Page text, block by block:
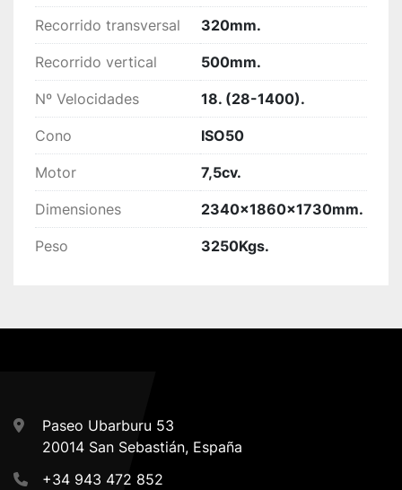
Recorrido transversal 320mm.
Recorrido vertical 500mm.
Nº Velocidades 18. (28-1400).
Cono ISO50
Motor 7,5cv.
Dimensiones 2340x1860x1730mm.
Peso 3250Kgs.
Paseo Ubarburu 53
20014 San Sebastián, España
+34 943 472 852